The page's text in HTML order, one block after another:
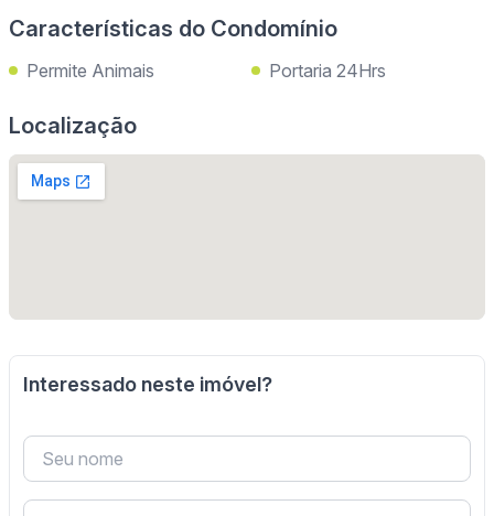
Características do Condomínio
Permite Animais Portaria 24Hrs
Localização
Interessado neste imóvel?